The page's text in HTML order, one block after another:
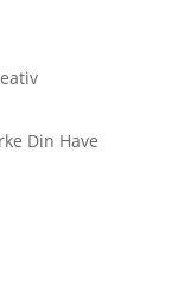
Din Have